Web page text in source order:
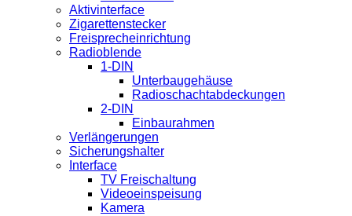
Aktivinterface
Zigarettenstecker
Freisprecheinrichtung
Radioblende
1-DIN
Unterbaugehäuse
Radioschachtabdeckungen
2-DIN
Einbaurahmen
Verlängerungen
Sicherungshalter
Interface
TV Freischaltung
Videoeinspeisung
Kamera